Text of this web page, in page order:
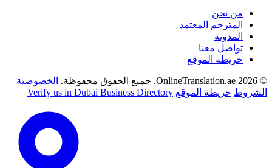
من نحن
المترجم المعتمد
المدونة
تواصل معنا
خريطة الموقع
© 2026 OnlineTranslation.ae. جميع الحقوق محفوظة.
الخصوصية
الشروط خريطة الموقع Verify us in Dubai Business Directory